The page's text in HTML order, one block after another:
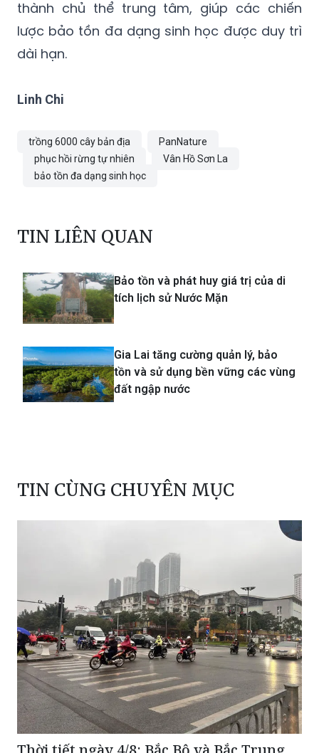
thành chủ thể trung tâm, giúp các chiến
lược bảo tồn đa dạng sinh học được duy trì
dài hạn.
Linh Chi
trồng 6000 cây bản địa
PanNature
phục hồi rừng tự nhiên
Vân Hồ Sơn La
bảo tồn đa dạng sinh học
TIN LIÊN QUAN
Bảo tồn và phát huy giá trị của di
tích lịch sử Nước Mặn
Gia Lai tăng cường quản lý, bảo
tồn và sử dụng bền vững các vùng
đất ngập nước
TIN CÙNG CHUYÊN MỤC